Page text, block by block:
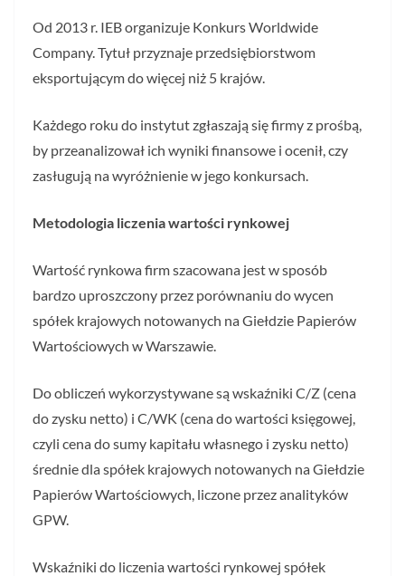
Od 2013 r. IEB organizuje Konkurs Worldwide
Company. Tytuł przyznaje przedsiębiorstwom
eksportującym do więcej niż 5 krajów.
Każdego roku do instytut zgłaszają się firmy z prośbą,
by przeanalizował ich wyniki finansowe i ocenił, czy
zasługują na wyróżnienie w jego konkursach.
Metodologia liczenia wartości rynkowej
Wartość rynkowa firm szacowana jest w sposób
bardzo uproszczony przez porównaniu do wycen
spółek krajowych notowanych na Giełdzie Papierów
Wartościowych w Warszawie.
Do obliczeń wykorzystywane są wskaźniki C/Z (cena
do zysku netto) i C/WK (cena do wartości księgowej,
czyli cena do sumy kapitału własnego i zysku netto)
średnie dla spółek krajowych notowanych na Giełdzie
Papierów Wartościowych, liczone przez analityków
GPW.
Wskaźniki do liczenia wartości rynkowej spółek